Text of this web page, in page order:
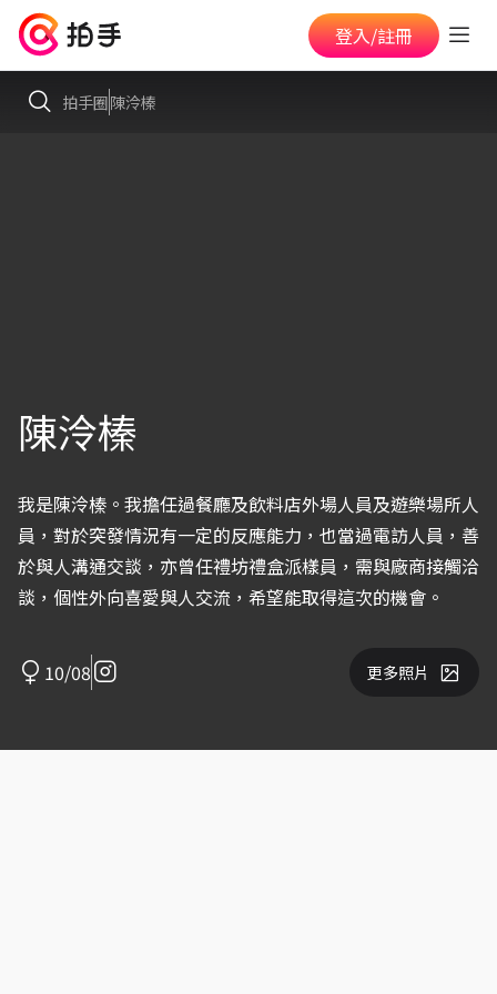
登入/註冊
拍手圈陳泠榛
陳泠榛
我是陳泠榛。我擔任過餐廳及飲料店外場人員及遊樂場所人
員，對於突發情況有一定的反應能力，也當過電訪人員，善
於與人溝通交談，亦曾任禮坊禮盒派樣員，需與廠商接觸洽
談，個性外向喜愛與人交流，希望能取得這次的機會。
10/08 更多照片